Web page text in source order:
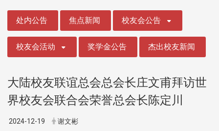
处内公告 焦点新闻 校友会公告
校友会活动 奖学金公告 杰出校友新闻
大陆校友联谊总会总会长庄文甫拜访世
界校友会联合会荣誉总会长陈定川
2024-12-19 谢文彬